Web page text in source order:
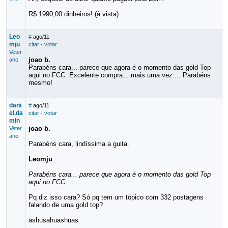
R$ 1990,00 dinheiros! (à vista)
Leo
mju
Veter
ano
# ago/11
citar· votar
joao b.
Parabéns cara... parece que agora é o momento das gold Top
aqui no FCC. Excelente compra... mais uma vez ... Parabéns
mesmo!
dani
el.da
min
Veter
ano
# ago/11
citar· votar
joao b.
Parabéns cara, lindíssima a guita.
Leomju
Parabéns cara... parece que agora é o momento das gold Top
aqui no FCC
Pq diz isso cara? Só pq tem um tópico com 332 postagens
falando de uma gold top?
ashusahuashuas